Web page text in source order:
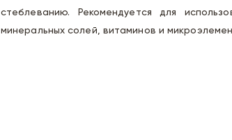
стеблеванию. Рекомендуется для
минеральных солей, витаминов и